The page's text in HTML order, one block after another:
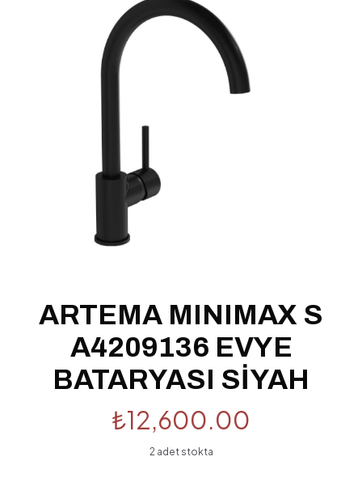
ARTEMA MINIMAX S
A4209136 EVYE
BATARYASI SİYAH
₺12,600.00
2 adet stokta